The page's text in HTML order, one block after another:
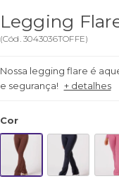
Legging
(Cód. 3043036TOFFE)
Nossa legging flare é
e segurança! + detalhes
Cor